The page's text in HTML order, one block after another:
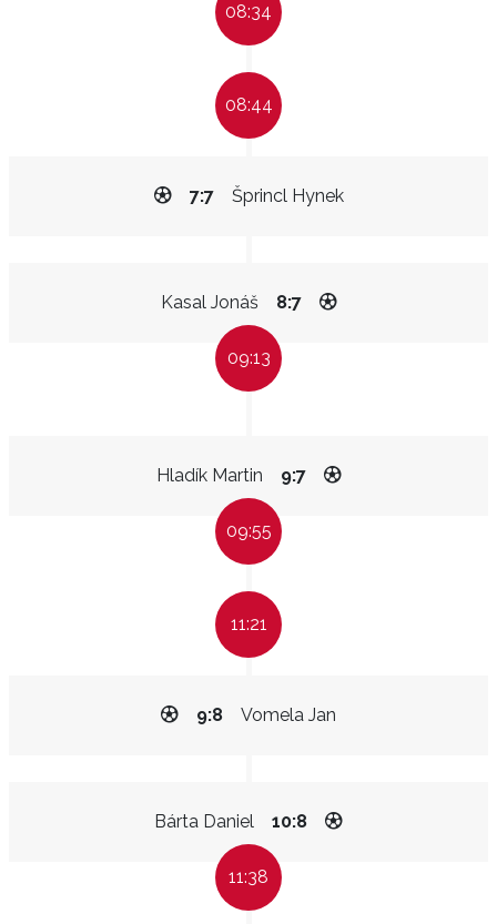
08:34
08:44
Šprincl Hynek
7:7
Kasal Jonáš 8:7
09:13
Hladík Martin 9:7
09:55
11:21
Vomela Jan
9:8
Bárta Daniel 10:8
11:38